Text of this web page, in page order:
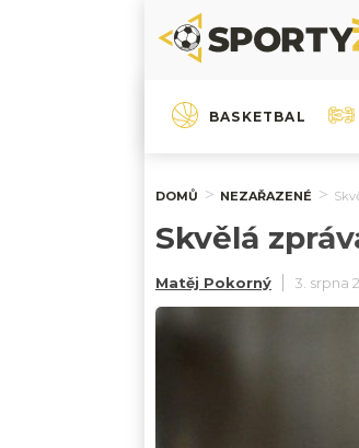
BASKETBAL
DOMŮ NEZAŘAZENÉ
Skvělá
Matěj Pokorný 3. srpna